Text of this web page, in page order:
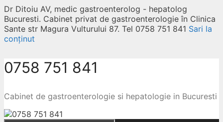
Dr Ditoiu AV, medic gastroenterolog - hepatolog
Bucuresti. Cabinet privat de gastroenterologie în Clinica
Sante str Magura Vulturului 87. Tel 0758 751 841 Sari la
conținut
0758 751 841
Cabinet de gastroenterologie si hepatologie in Bucuresti